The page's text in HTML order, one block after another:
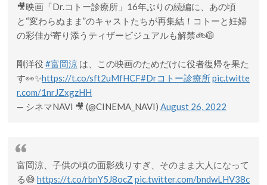
🎥映画「Dr.コトー診療所」16年ぶりの続編に、あの頃
と“変わらぬまま”のキャストたちが再集結！コトーと妊婦
の彩佳が寄り添うティザービジュアルも解禁🚲🥼
剛洋役#富岡涼 は、この映画のためだけに役者復帰を果た
す👀✨https://t.co/sft2uMfHCF#Drコトー診療所pic.twitte
r.com/1nrJZxgzHH
— シネマNAVI 🎥 (@CINEMA_NAVI) August 26, 2022
富岡涼、子供の頃の面影残りすぎ、そのまま大人になって
る😅 https://t.co/rbnY5J8ocZ pic.twitter.com/bndwLHV38c